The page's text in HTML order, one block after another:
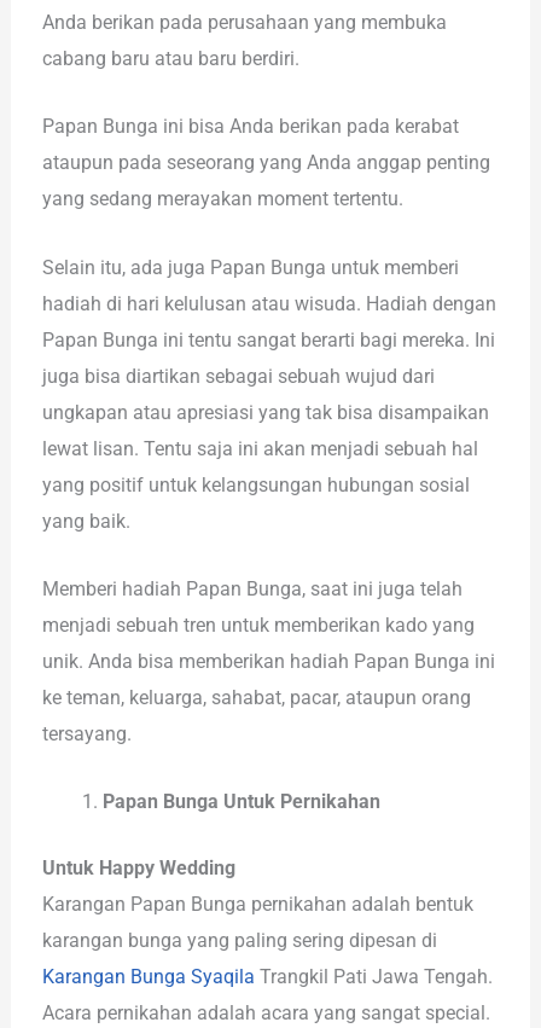
Anda berikan pada perusahaan yang membuka
cabang baru atau baru berdiri.
Papan Bunga ini bisa Anda berikan pada kerabat
ataupun pada seseorang yang Anda anggap penting
yang sedang merayakan moment tertentu.
Selain itu, ada juga Papan Bunga untuk memberi
hadiah di hari kelulusan atau wisuda. Hadiah dengan
Papan Bunga ini tentu sangat berarti bagi mereka. Ini
juga bisa diartikan sebagai sebuah wujud dari
ungkapan atau apresiasi yang tak bisa disampaikan
lewat lisan. Tentu saja ini akan menjadi sebuah hal
yang positif untuk kelangsungan hubungan sosial
yang baik.
Memberi hadiah Papan Bunga, saat ini juga telah
menjadi sebuah tren untuk memberikan kado yang
unik. Anda bisa memberikan hadiah Papan Bunga ini
ke teman, keluarga, sahabat, pacar, ataupun orang
tersayang.
Papan Bunga Untuk Pernikahan
Untuk Happy Wedding
Karangan Papan Bunga pernikahan adalah bentuk
karangan bunga yang paling sering dipesan di
Karangan Bunga SyaqilaTrangkil Pati Jawa Tengah.
Acara pernikahan adalah acara yang sangat special.